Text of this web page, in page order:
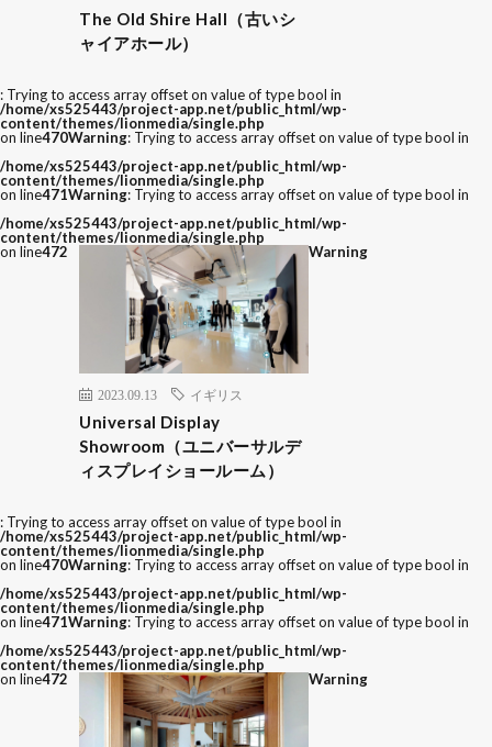
The Old Shire Hall（古いシ
ャイアホール）
: Trying to access array offset on value of type bool in
/home/xs525443/project-app.net/public_html/wp-
content/themes/lionmedia/single.php
on line470Warning: Trying to access array offset on value of type bool in
/home/xs525443/project-app.net/public_html/wp-
content/themes/lionmedia/single.php
on line471Warning: Trying to access array offset on value of type bool in
/home/xs525443/project-app.net/public_html/wp-
content/themes/lionmedia/single.php
on line472
2023.09.13 イギリス
Universal Display
Showroom（ユニバーサルデ
ィスプレイショールーム）
Warning
: Trying to access array offset on value of type bool in
/home/xs525443/project-app.net/public_html/wp-
content/themes/lionmedia/single.php
on line470Warning: Trying to access array offset on value of type bool in
/home/xs525443/project-app.net/public_html/wp-
content/themes/lionmedia/single.php
on line471Warning: Trying to access array offset on value of type bool in
/home/xs525443/project-app.net/public_html/wp-
content/themes/lionmedia/single.php
on line472 Warning